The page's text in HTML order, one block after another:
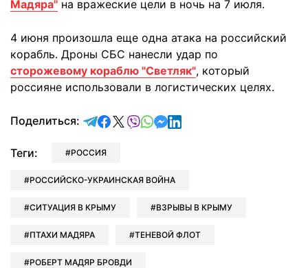
Мадяра" на вражеские цели в ночь на 7 июля.
4 июня произошла еще одна атака на российский
корабль. Дроны СБС нанесли удар по
сторожевому кораблю "Светляк", который
россияне использовали в логистических целях.
Поделиться: отправить в Telegram
поделиться в Facebook
поделиться в X
отправить в Viber
отправить в Whatsapp
отправить в Messenger
отправить в LinkedIn
Теги: РОССИЯ
РОССИЙСКО-УКРАИНСКАЯ ВОЙНА
СИТУАЦИЯ В КРЫМУ ВЗРЫВЫ В КРЫМУ
ПТАХИ МАДЯРА ТЕНЕВОЙ ФЛОТ
РОБЕРТ МАДЯР БРОВДИ